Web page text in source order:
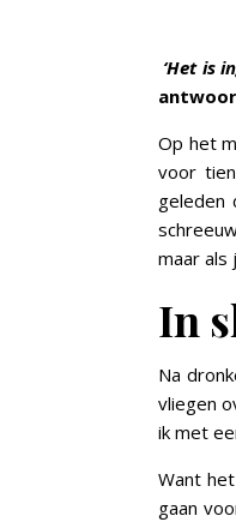
‘Het is
Op het
voor
geleden
maar als
In
Na
vliegen
ik met
Want
gaan